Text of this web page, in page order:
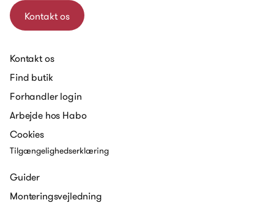
Kontakt os
Kontakt os
Find butik
Forhandler login
Arbejde hos Habo
Cookies
Tilgængelighedserklæring
Guider
Monteringsvejledning